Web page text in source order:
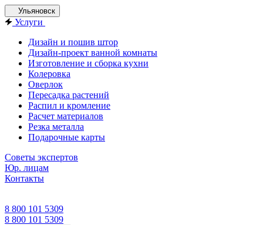
Ульяновск
Услуги
Дизайн и пошив штор
Дизайн-проект ванной комнаты
Изготовление и сборка кухни
Колеровка
Оверлок
Пересадка растений
Распил и кромление
Расчет материалов
Резка металла
Подарочные карты
Советы экспертов
Юр. лицам
Контакты
8 800 101 5309
8 800 101 5309